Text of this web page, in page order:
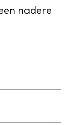
nadere